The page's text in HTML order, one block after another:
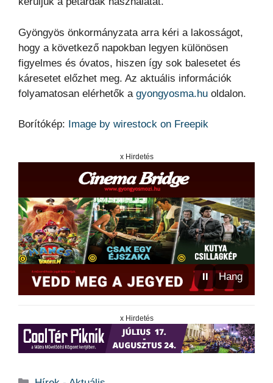
Gyöngyös önkormányzata arra kéri a lakosságot,
hogy a következő napokban legyen különösen
figyelmes és óvatos, hiszen így sok balesetet és
káresetet előzhet meg. Az aktuális információk
folyamatosan elérhetők a gyongyosma.hu oldalon.
Borítókép: Image by wirestock on Freepik
x Hirdetés
⏸ Hang
x Hirdetés